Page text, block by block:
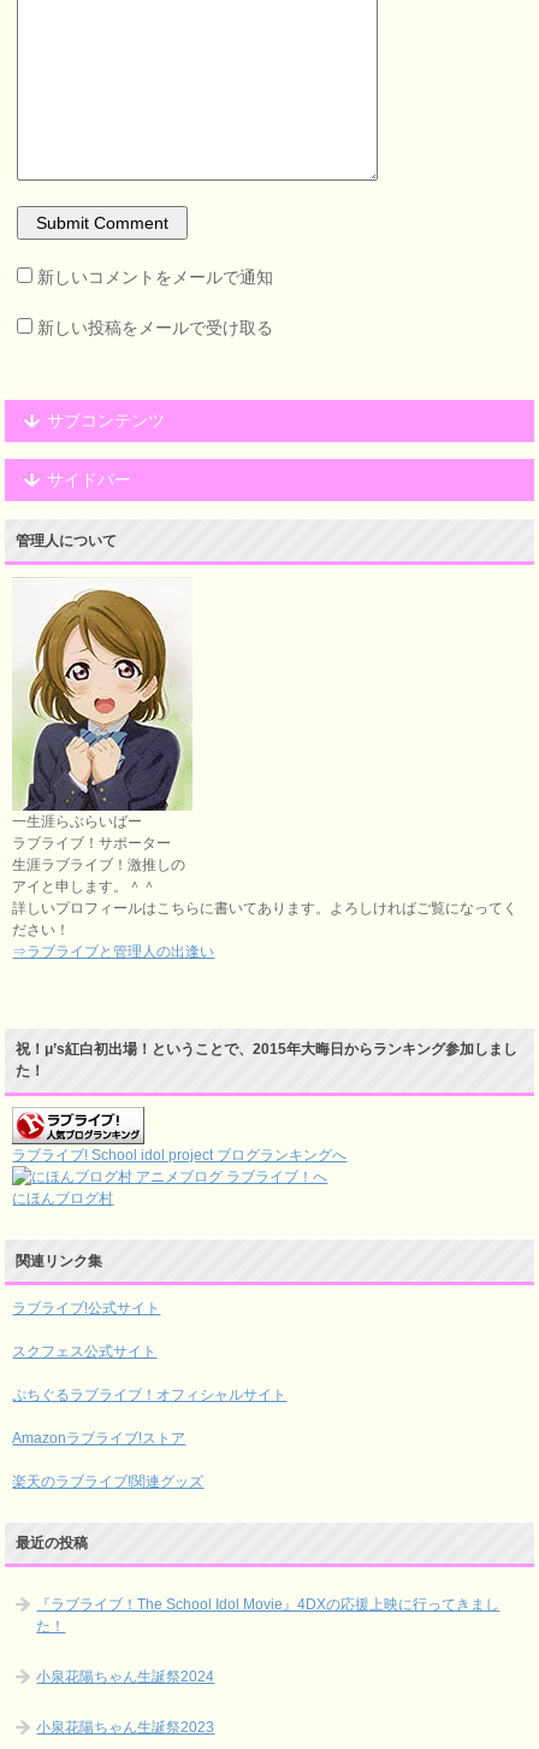
新しいコメントをメールで通知
新しい投稿をメールで受け取る
サブコンテンツ
サイドバー
管理人について
一生涯らぶらいばー
ラブライブ！サポーター
生涯ラブライブ！激推しの
アイと申します。＾＾
詳しいプロフィールはこちらに書いてあります。よろしければご覧になってく
ださい！
⇒ラブライブと管理人の出逢い
祝！μ’s紅白初出場！ということで、2015年大晦日からランキング参加しまし
た！
ラブライブ! School idol project ブログランキングへ
にほんブログ村
関連リンク集
ラブライブ!公式サイト
スクフェス公式サイト
ぷちぐるラブライブ！オフィシャルサイト
Amazonラブライブ!ストア
楽天のラブライブ!関連グッズ
最近の投稿
『ラブライブ！The School Idol Movie』4DXの応援上映に行ってきまし
た！
小泉花陽ちゃん生誕祭2024
小泉花陽ちゃん生誕祭2023